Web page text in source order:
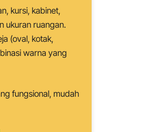
kursi, kabinet,
ukuran ruangan.
(oval, kotak,
warna yang
fungsional, mudah